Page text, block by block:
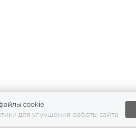
cookie
для улучшения работы сайта